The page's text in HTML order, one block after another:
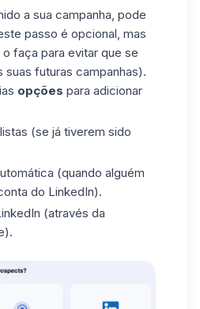
a sua campanha, pode
passo é opcional, mas
faça para evitar que se
futuras campanhas).
opções para adicionar
(se já tiverem sido
(quando alguém
do LinkedIn).
(através da